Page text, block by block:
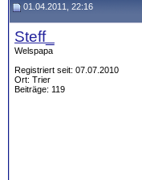
01.04.2011, 22:16
Steff_
Welspapa
Registriert seit: 07.07.2010
Ort: Trier
Beiträge: 119